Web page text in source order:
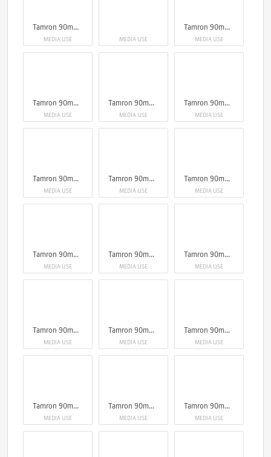
Tamron 90mm F2.8 Di III Macro VXD
MEDIA USE MEDIA USE
Tamron 90mm F2.8 Di III Macro VXD
MEDIA USE
Tamron 90mm F2.8 Di III Macro VXD
MEDIA USE
Tamron 90mm F2.8 Di III Macro VXD
MEDIA USE
Tamron 90mm F2.8 Di III Macro VXD
MEDIA USE
Tamron 90mm F2.8 Di III Macro VXD
MEDIA USE
Tamron 90mm F2.8 Di III Macro VXD
MEDIA USE
Tamron 90mm F2.8 Di III Macro VXD
MEDIA USE
Tamron 90mm F2.8 Di III Macro VXD
MEDIA USE
Tamron 90mm F2.8 Di III Macro VXD
MEDIA USE
Tamron 90mm F2.8 Di III Macro VXD
MEDIA USE
Tamron 90mm F2.8 Di III Macro VXD
MEDIA USE
Tamron 90mm F2.8 Di III Macro VXD
MEDIA USE
Tamron 90mm F2.8 Di III Macro VXD
MEDIA USE
Tamron 90mm F2.8 Di III Macro VXD
MEDIA USE
Tamron 90mm F2.8 Di III Macro VXD
MEDIA USE
Tamron 90mm F2.8 Di III Macro VXD
MEDIA USE